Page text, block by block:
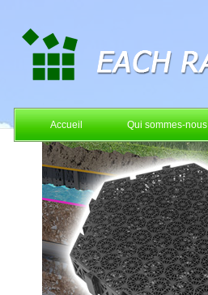
Accueil Qui sommes-nous